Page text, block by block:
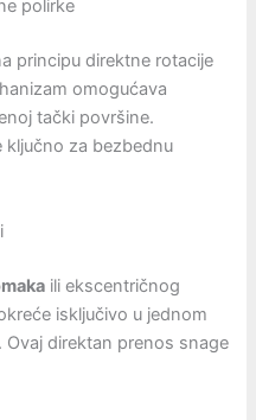
polirke
principu direktne rotacije
omogućava
tački površine.
ključno za bezbednu
ili ekscentričnog
isključivo u jednom
direktan prenos snage